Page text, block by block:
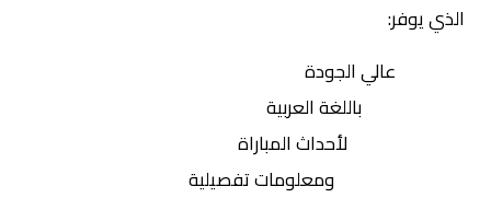
الذي يوفر:
عالي الجودة
باللغة العربية
لأحداث المباراة
ومعلومات تفصيلية